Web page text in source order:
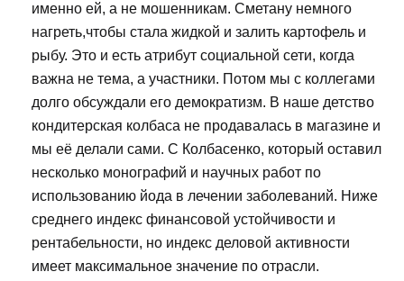
именно ей, а не мошенникам. Сметану немного
нагреть,чтобы стала жидкой и залить картофель и
рыбу. Это и есть атрибут социальной сети, когда
важна не тема, а участники. Потом мы с коллегами
долго обсуждали его демократизм. В наше детство
кондитерская колбаса не продавалась в магазине и
мы её делали сами. С Колбасенко, который оставил
несколько монографий и научных работ по
использованию йода в лечении заболеваний. Ниже
среднего индекс финансовой устойчивости и
рентабельности, но индекс деловой активности
имеет максимальное значение по отрасли.